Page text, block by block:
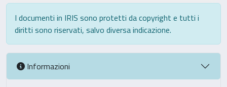
I documenti in IRIS sono protetti da copyright e tutti i
diritti sono riservati, salvo diversa indicazione.
Informazioni